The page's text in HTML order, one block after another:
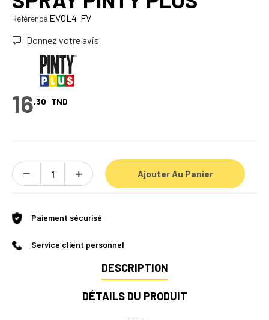
Référence EVOL4-FV
Donnez votre avis
16,30 TND
Ajouter Au Panier
Paiement sécurisé
Service client personnel
DESCRIPTION
DÉTAILS DU PRODUIT